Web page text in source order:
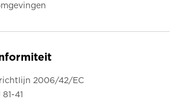
2006/42/EC
41